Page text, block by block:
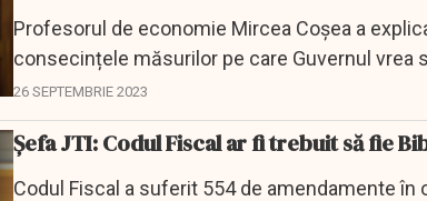
Profesorul de economie Mircea Coșea a
consecințele măsurilor pe care Guvernul vrea
modificări Codului fiscal.
26 SEPTEMBRIE 2023
Șefa JTI: Codul Fiscal ar fi trebuit să fie
Codul Fiscal a suferit 554 de amendamente în